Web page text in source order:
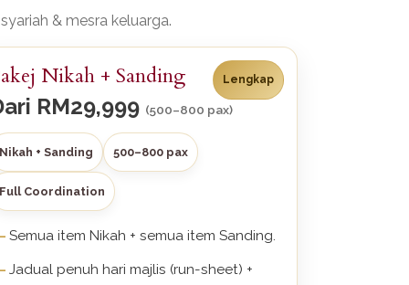
& mesra keluarga.
Lengkap
Nikah + Sanding
RM29,999 (500–800 pax)
Nikah + Sanding 500–800 pax
Full Coordination
Semua item Nikah + semua item Sanding.
Jadual penuh hari majlis (run-sheet) +